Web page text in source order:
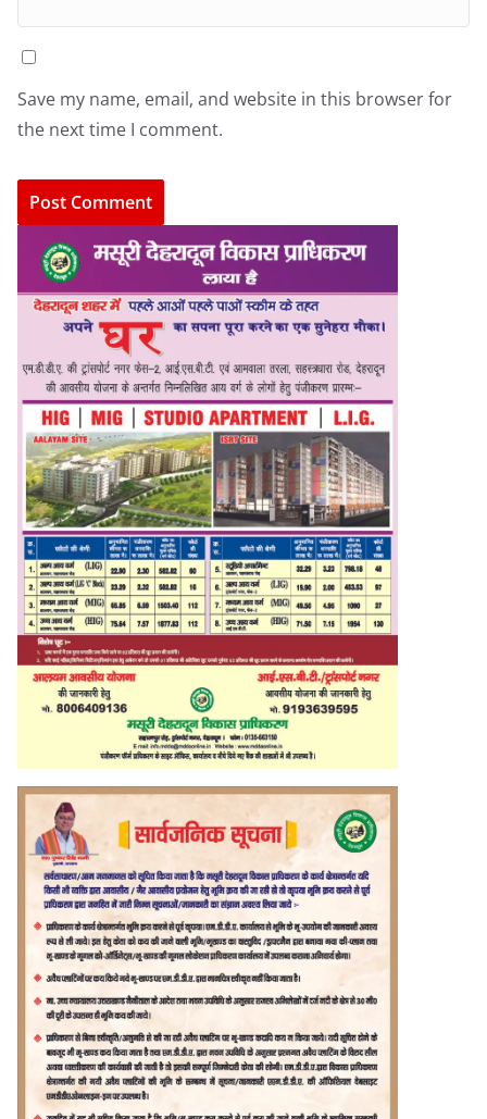
Save my name, email, and website in this browser for
the next time I comment.